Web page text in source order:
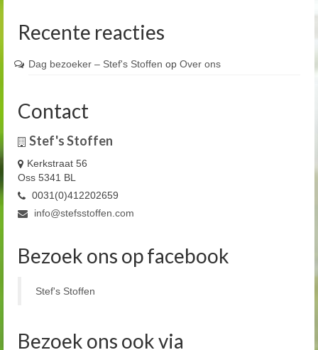
Recente reacties
Dag bezoeker – Stef's Stoffen op Over ons
Contact
Stef's Stoffen
Kerkstraat 56
Oss 5341 BL
0031(0)412202659
info@stefsstoffen.com
Bezoek ons op facebook
Stef's Stoffen
Bezoek ons ook via